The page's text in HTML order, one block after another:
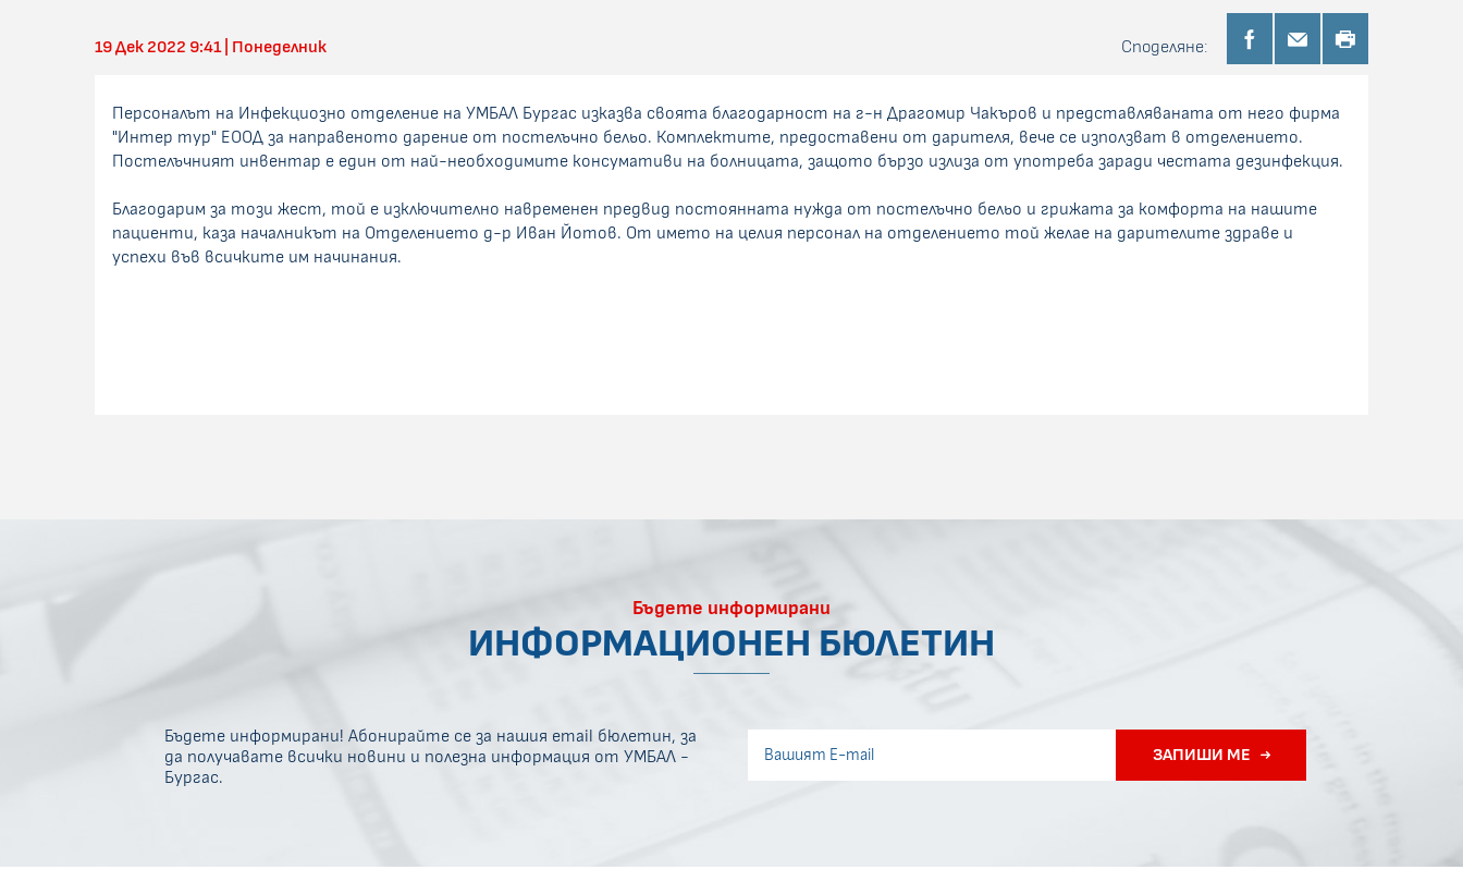
19 Дек 2022 9:41 | Понеделник Споделяне:
Персоналът на Инфекциозно отделение на УМБАЛ Бургас изказва своята благодарност на г-н Драгомир Чакъров и представляваната от него фирма
"Интер тур" ЕООД за направеното дарение от постелъчно бельо. Комплектите, предоставени от дарителя, вече се използват в отделението.
Постелъчният инвентар е един от най-необходимите консумативи на болницата, защото бързо излиза от употреба заради честата дезинфекция.
Благодарим за този жест, той е изключително навременен предвид постоянната нужда от постелъчно бельо и грижата за комфорта на нашите
пациенти, каза началникът на Отделението д-р Иван Йотов. От името на целия персонал на отделението той желае на дарителите здраве и
успехи във всичките им начинания.
Бъдете информирани
ИНФОРМАЦИОНЕН БЮЛЕТИН
Бъдете информирани! Абонирайте се за нашия email бюлетин, за
да получавате всички новини и полезна информация от УМБАЛ -
Бургас.
ЗАПИШИ МЕ